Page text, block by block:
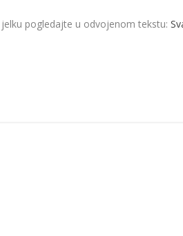
pogledajte u odvojenom tekstu: